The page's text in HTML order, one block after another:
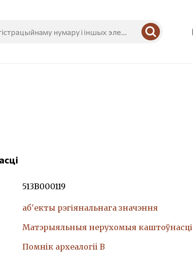
513В000119
аб'екты рэгіянальнага значэння
Матэрыяльныя нерухомыя каштоўнасці
Помнiк археалогii В